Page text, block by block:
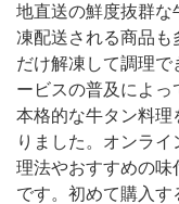
地直送の鮮度抜群な
凍配送される商品も
だけ解凍して調理
ービスの普及によっ
本格的な牛タン料理
りました。オンラ
理法やおすすめの味
です。初めて購入す